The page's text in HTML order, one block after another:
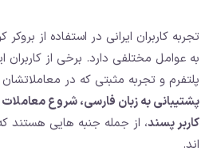
تجربه کاربران ایرانی در استفاده از
به عوامل مختلفی دارد. برخی از کاربران
پلتفرم و تجربه مثبتی که در معاملاتشان
پشتیبانی به زبان فارسی، شروع معاملات
کاربر پسند، از جمله جنبه هایی هستند
اند.